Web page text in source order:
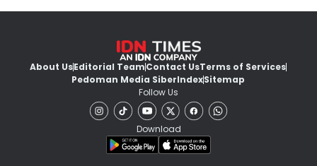
About UsEditorial TeamContact UsTerms of Services
Pedoman Media SiberIndexSitemap
Follow Us
Download